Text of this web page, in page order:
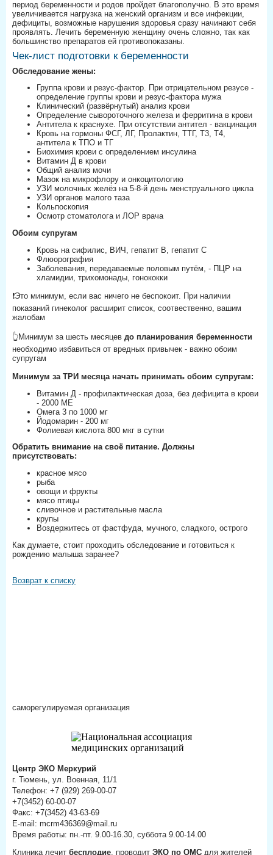
саморегулируемая организация
Центр ЭКО Меркурий
г. Тюмень, ул. Военная, 11/1
Телефон: +7 (929) 269-00-07
+7(3452) 60-00-07
Факс: +7(3452) 43-63-69
E-mail: mcrm436369@mail.ru
Время работы: пн.-пт. 9.00-16.30, суббота 9.00-14.00
Клиника лечит бесплодие, проводит ЭКО по ОМС для жителей
период беременности и родов пройдет благополучно. В это время
увеличивается нагрузка на женский организм и все инфекции,
дефициты, возможные нарушения здоровья сразу начинают себя
проявлять. Лечить беременную женщину очень сложно, так как
большинство препаратов ей противопоказаны.
Чек-лист подготовки к беременности
Обследование жены:
Группа крови и резус-фактор. При отрицательном резусе -
определение группы крови и резус-фактора мужа
Клинический (развёрнутый) анализ крови
Определение сывороточного железа и ферритина в крови
Антитела к краснухе. При отсутствии антител - вакцинация
Кровь на гормоны ФСГ, ЛГ, Пролактин, ТТГ, Т3, Т4,
антитела к ТПО и ТГ
Биохимия крови с определением инсулина
Витамин Д в крови
Общий анализ мочи
Мазок на микрофлору и онкоцитологию
УЗИ молочных желёз на 5-8-й день менструального цикла
УЗИ органов малого таза
Кольпоскопия
Осмотр стоматолога и ЛОР врача
Обоим супругам
Кровь на сифилис, ВИЧ, гепатит В, гепатит С
Флюорография
Заболевания, передаваемые половым путём, - ПЦР на
хламидии, трихомонады, гонококки
❗️Это минимум, если вас ничего не беспокоит. При наличии
показаний гинеколог расширит список, соотвественно, вашим
жалобам
👆Минимум за шесть месяцев до планирования беременности
необходимо избавиться от вредных привычек - важно обоим
супругам
Минимум за ТРИ месяца начать принимать обоим супругам:
Витамин Д - профилактическая доза, без дефицита в крови
- 2000 МЕ
Омега 3 по 1000 мг
Йодомарин - 200 мг
Фолиевая кислота 800 мкг в сутки
Обратить внимание на своё питание. Должны
присутствовать:
красное мясо
рыба
овощи и фрукты
мясо птицы
сливочное и растительные масла
крупы
Воздержитесь от фастфуда, мучного, сладкого, острого
Как думаете, стоит проходить обследование и готовиться к
рождению малыша заранее?
Возврат к списку